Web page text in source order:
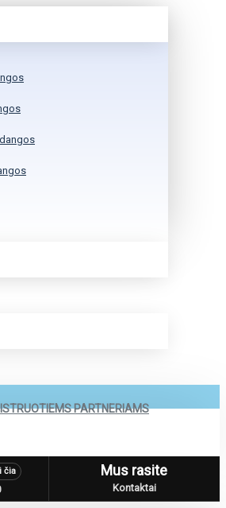
PARTNERIAMS
čia Mus rasite
Kontaktai